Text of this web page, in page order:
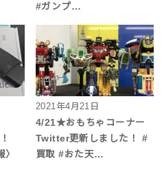
#ガンプ…
2021年4月21日
4/21★おもちゃコーナー
Twitter更新しました！ #
買取 #おた天…